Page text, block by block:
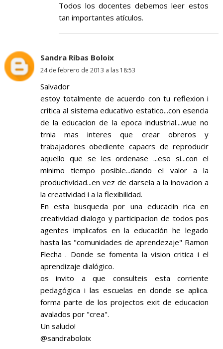
Todos los docentes debemos leer estos
tan importantes atículos.
Sandra Ribas Boloix
24 de febrero de 2013 a las 18:53
Salvador
estoy totalmente de acuerdo con tu reflexion i
critica al sistema educativo estatico...con esencia
de la educacion de la epoca industrial....wue no
trnia mas interes que crear obreros y
trabajadores obediente capacrs de reproducir
aquello que se les ordenase ...eso si...con el
minimo tiempo posible...dando el valor a la
productividad...en vez de darsela a la inovacion a
la creatividad i a la flexibilidad.
En esta busqueda por una educaciin rica en
creatividad dialogo y participacion de todos pos
agentes implicafos en la educación he legado
hasta las "comunidades de aprendezaje" Ramon
Flecha . Donde se fomenta la vision critica i el
aprendizaje dialógico.
os invito a que consulteis esta corriente
pedagógica i las escuelas en donde se aplica.
forma parte de los projectos exit de educacion
avalados por "crea".
Un saludo!
@sandraboloix